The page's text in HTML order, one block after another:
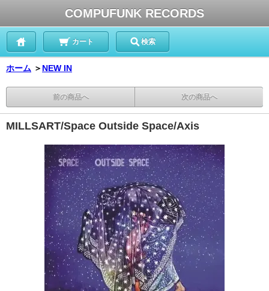
COMPUFUNK RECORDS
カート 検索
ホーム ＞ NEW IN
前の商品へ 次の商品へ
MILLSART/Space Outside Space/Axis